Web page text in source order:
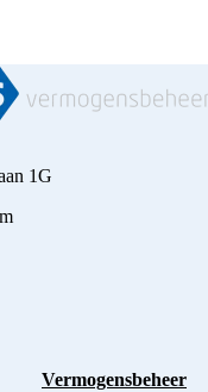
1G
Vermogensbeheer